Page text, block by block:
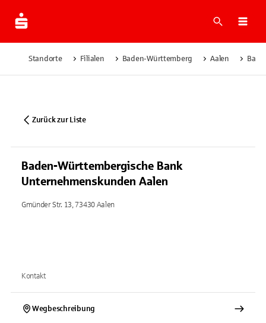
Suche
Standorte Filialen Baden-Württemberg Aalen
Zurück zur Liste
Baden-Württembergische Bank
Unternehmenskunden Aalen
Gmünder Str. 13, 73430 Aalen
Kontakt
Wegbeschreibung